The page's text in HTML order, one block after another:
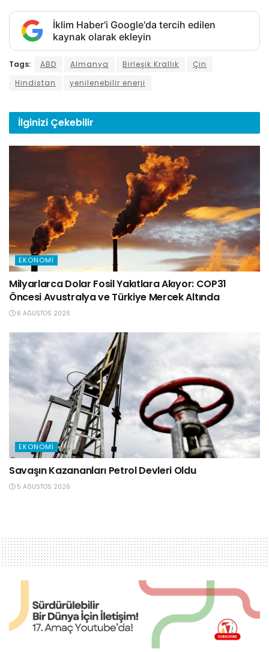
İklim Haber'i Google'da tercih edilen
kaynak olarak ekleyin
Tags: ABD Almanya Birleşik Krallık
Çin
Hindistan
yenilenebilir enerji
İlginizi Çekebilir
EKONOMI
Milyarlarca Dolar Fosil Yakıtlara Akıyor: COP31
Öncesi Avustralya ve Türkiye Mercek Altında
6 AĞUSTOS 2026
EKONOMI
Savaşın Kazananları Petrol Devleri Oldu
5 AĞUSTOS 2026